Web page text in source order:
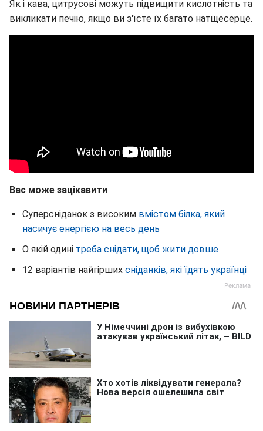
Як і кава, цитрусові можуть підвищити кислотність та
викликати печію, якщо ви з'їсте їх багато натщесерце.
Вас може зацікавити
Суперсніданок з високим вмістом білка, який
насичує енергією на весь день
О якій одині треба снідати, щоб жити довше
12 варіантів найгірших сніданків, які їдять українці